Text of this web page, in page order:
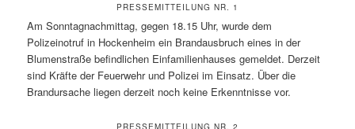
PRESSEMITTEILUNG NR. 1
Am Sonntagnachmittag, gegen 18.15 Uhr, wurde dem
Polizeinotruf in Hockenheim ein Brandausbruch eines in der
Blumenstraße befindlichen Einfamilienhauses gemeldet. Derzeit
sind Kräfte der Feuerwehr und Polizei im Einsatz. Über die
Brandursache liegen derzeit noch keine Erkenntnisse vor.
PRESSEMITTEILUNG NR. 2